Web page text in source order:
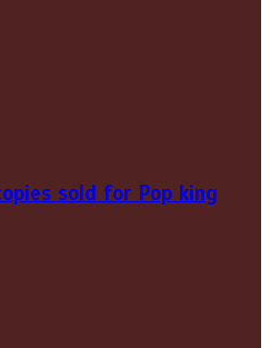
sold for Pop king